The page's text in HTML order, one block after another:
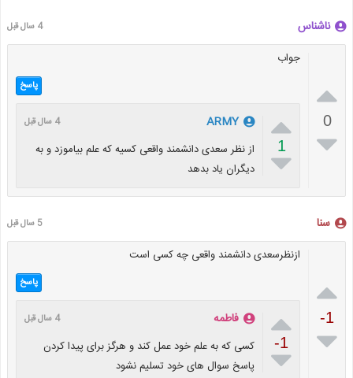
ناشناس 4 سال قبل

0

جواب
پاسخ

1

ARMY 4 سال قبل
از نظر سعدی دانشمند واقعی کسیه که علم بیاموزد و به
دیگران یاد بدهد
سنا 5 سال قبل

-1

ازنظرسعدی دانشمند واقعی چه کسی است
پاسخ

-1

فاطمه 4 سال قبل
کسی که به علم خود عمل کند و هرگز برای پیدا کردن
پاسخ سوال های خود تسلیم نشود